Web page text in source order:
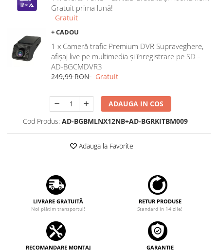
Rame adaptoare Suzuki
Rame adaptoare Dacia
Rame adaptoare Audi
Rame adaptoare BMW
Rame adaptoare Seat
Rame adaptoare Renault
Rame adaptoare Volvo
Rame Adaptoare Porsche
Rame adaptoare Citroen
Gratuit prima lună!
Gratuit
+ CADOU
1 x Cameră trafic Premium DVR Supraveghere,
afișaj live pe multimedia și înregistrare pe SD -
AD-BGCMDVR3
249,99 RON Gratuit
ADAUGA IN COS
Cod Produs: AD-BGBMLNX12NB+AD-BGRKITBM009
Adauga la Favorite
LIVRARE GRATUITĂ
Noi plătim transportul!
RETUR PRODUSE
Standard in 14 zile!
RECOMANDARE MONTAJ GARANȚIE